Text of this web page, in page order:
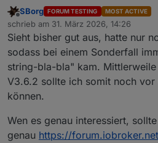
Mär
31 16:28:29 ioBroker
Mär
31 16:28:29 ioBroker
Mär
31 ioBroker
Offline
SBorg FORUM TESTING MOST ACTIVE
schrieb am 31. März 2026, 14:26
zuletzt editiert von
Sieht bisher gut aus, hatte nur
sodass bei einem Sonderfall
string-bla-bla" kam. Mittlerweile
V3.6.2 sollte ich somit noch vor
können.
Wen es genau interessiert,
genau https://